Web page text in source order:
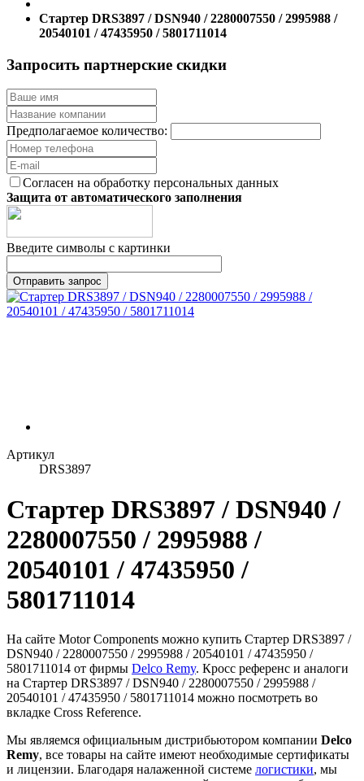
Стартер DRS3897 / DSN940 / 2280007550 / 2995988 /
20540101 / 47435950 / 5801711014
Запросить партнерские скидки
Предполагаемое количество:
Согласен на обработку персональных данных
Защита от автоматического заполнения
Введите символы с картинки
Артикул
DRS3897
Стартер DRS3897 / DSN940 /
2280007550 / 2995988 /
20540101 / 47435950 /
5801711014
На сайте Motor Components можно купить Стартер DRS3897 /
DSN940 / 2280007550 / 2995988 / 20540101 / 47435950 /
5801711014 от фирмы Delco Remy. Кросс референс и аналоги
на Стартер DRS3897 / DSN940 / 2280007550 / 2995988 /
20540101 / 47435950 / 5801711014 можно посмотреть во
вкладке Cross Reference.
Мы являемся официальным дистрибьютором компании Delco
Remy, все товары на сайте имеют необходимые сертификаты
и лицензии. Благодаря налаженной системе логистики, мы